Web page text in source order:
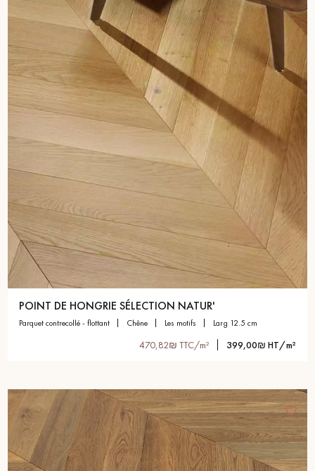
POINT DE HONGRIE SÉLECTION NATUR'
parquet contrecollé - flottant chêne les motifs larg 12.5 cm
470,82₪ TTC/m² 399,00₪ HT/m²